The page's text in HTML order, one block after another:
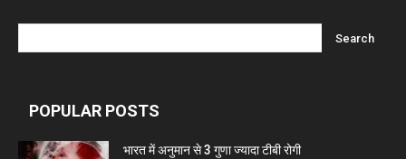
POPULAR POSTS
भारत में अनुमान से 3 गुणा ज्यादा टीबी रोगी